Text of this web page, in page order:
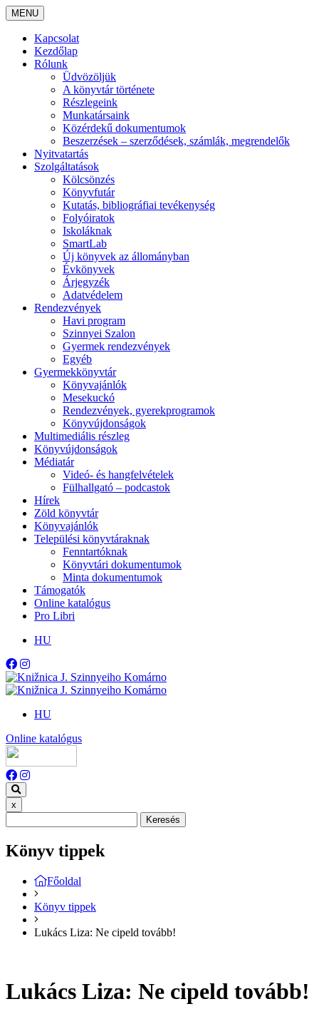
MENU
Kapcsolat
Kezdőlap
Rólunk
Üdvözöljük
A könyvtár története
Részlegeink
Munkatársaink
Közérdekű dokumentumok
Beszerzések – szerződések, számlák, megrendelők
Nyitvatartás
Szolgáltatások
Kölcsönzés
Könyvfutár
Kutatás, bibliográfiai tevékenység
Folyóiratok
Iskoláknak
SmartLab
Új könyvek az állományban
Évkönyvek
Árjegyzék
Adatvédelem
Rendezvények
Havi program
Szinnyei Szalon
Gyermek rendezvények
Egyéb
Gyermekkönyvtár
Könyvajánlók
Mesekuckó
Rendezvények, gyerekprogramok
Könyvújdonságok
Multimediális részleg
Könyvújdonságok
Médiatár
Videó- és hangfelvételek
Fülhallgató – podcastok
Hírek
Zöld könyvtár
Könyvajánlók
Települési könyvtáraknak
Fenntartóknak
Könyvtári dokumentumok
Minta dokumentumok
Támogatók
Online katalógus
Pro Libri
HU
HU
Online katalógus
x
Keresés
Könyv tippek
Főoldal
Könyv tippek
Lukács Liza: Ne cipeld tovább!
Lukács Liza: Ne cipeld tovább!